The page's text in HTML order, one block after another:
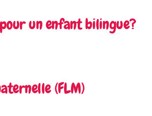
un enfant bilingue?
(FLM)